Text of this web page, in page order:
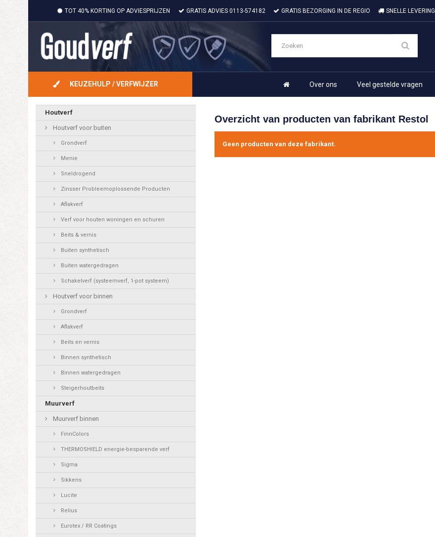
TOT 40% KORTING OP ADVIESPRIJZEN GRATIS ADVIES 0113-574182 GRATIS BEZORGING IN DE REGIO SNELLE LEVERING
KEUZEHULP / VERFWIJZER Over ons Veel gestelde vragen
Houtverf
Houtverf voor buiten
Grondverf
Menie
Sneldrogend
Zinsser Probleemoplossende Producten
Aflakverf
Verf voor houten woningen en schuren
Beits & vernis
Buiten synthetisch
Buiten watergedragen
Schakelverf (systeemverf, 1-pot systeem)
Houtverf voor binnen
Grondverf
Aflakverf
Beits en vernis
Binnen synthetisch
Binnen watergedragen
Steigerhoutbeits
Muurverf
Muurverf binnen
FinnColors
THERMOSHIELD energie-besparende verf
Sigma
Sikkens
Lucite
Relius
Eurotex / RR Coatings
Overzicht van producten van fabrikant Restol
Geen producten van deze fabrikant.